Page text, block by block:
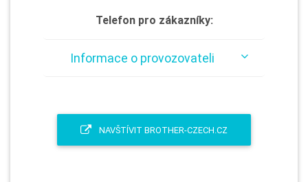
Telefon pro zákazníky:
Informace o provozovateli
NAVŠTÍVIT BROTHER-CZECH.CZ